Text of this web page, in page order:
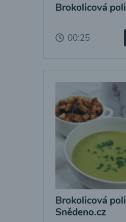
Brokolicová
00:25
Brokolicová
Snědeno.cz